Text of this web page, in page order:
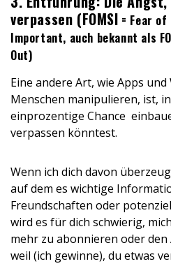
verpassen (FOMSI = Fear
Important, auch bekannt als
Out)
Eine andere Art, wie Apps
Menschen manipulieren, ist,
einprozentige Chance
verpassen könntest.
Wenn ich dich davon
auf dem es wichtige
Freundschaften oder
wird es für dich schwierig,
mehr zu abonnieren oder
weil (ich gewinne), du etwas